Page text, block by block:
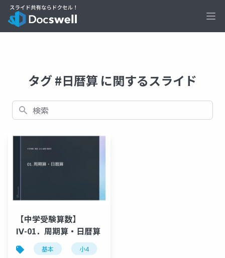
タグ #日暦算 に関するスライド
検索
【中学受験算数】
Ⅳ-01．周期算・日暦算
基本 小4